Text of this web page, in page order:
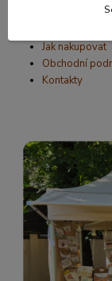
Jak nakupovat
Obchodní
Kontakty